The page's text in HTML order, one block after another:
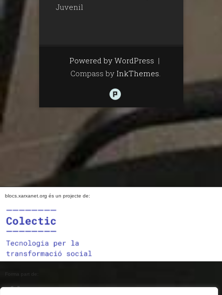
Juvenil
Powered by WordPress |
Compass by InkThemes
blocs.xarxanet.org és un projecte de:
Forma part de: